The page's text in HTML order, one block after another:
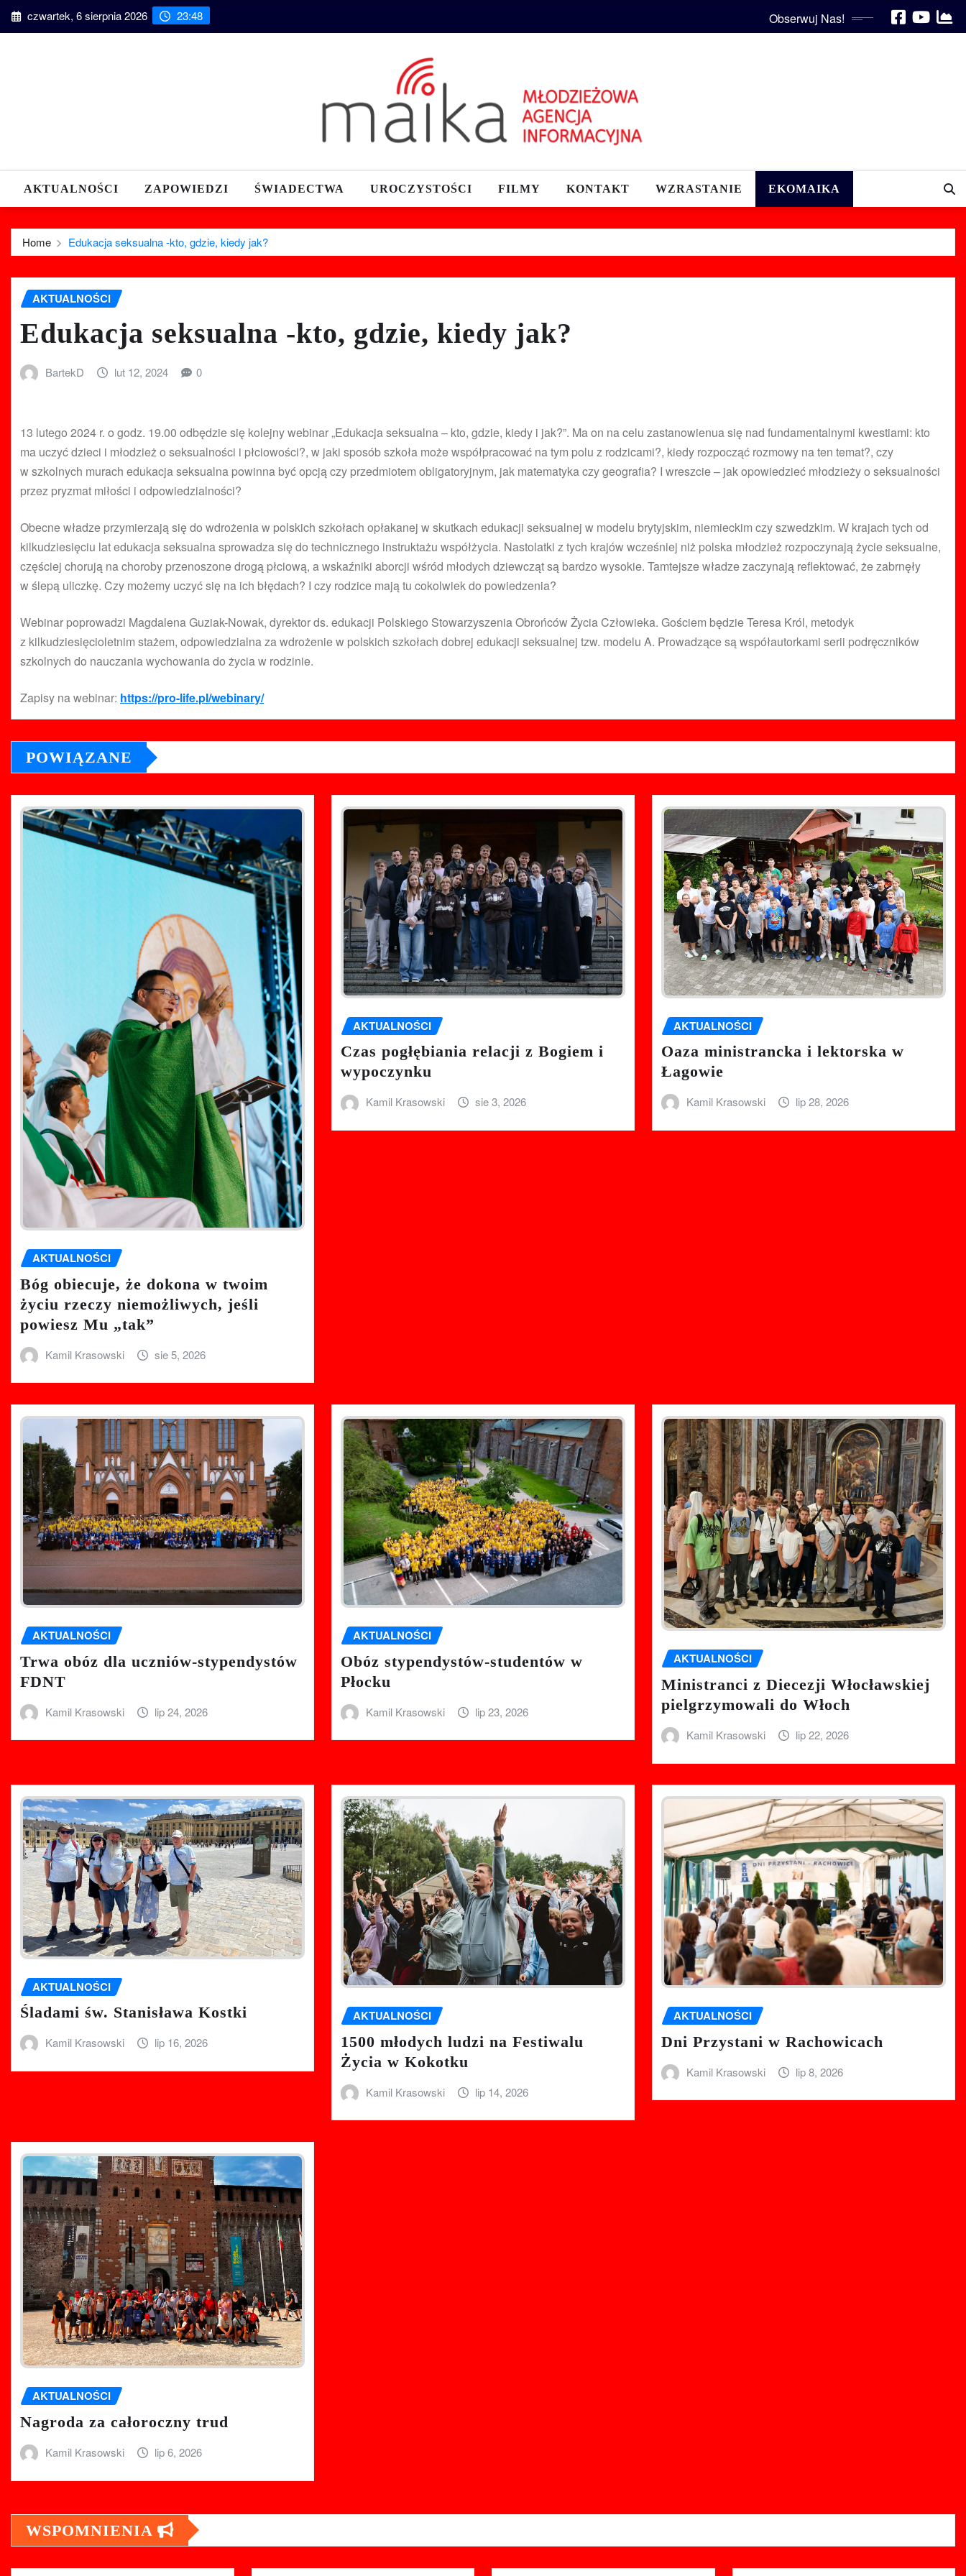
Skip czwartek, 6 sierpnia 2026 23:48 Obserwuj Nas!
AKTUALNOŚCI ZAPOWIEDZI ŚWIADECTWA UROCZYSTOŚCI FILMY KONTAKT WZRASTANIE EKOMAIKA
Home Edukacja seksualna -kto, gdzie, kiedy jak?
AKTUALNOŚCI
Edukacja seksualna -kto, gdzie, kiedy jak?
BartekD lut 12, 2024 0
13 lutego 2024 r. o godz. 19.00 odbędzie się kolejny webinar „Edukacja seksualna – kto, gdzie, kiedy i jak?”. Ma on na celu zastanowienua się nad fundamentalnymi kwestiami: kto
ma uczyć dzieci i młodzież o seksualności i płciowości?, w jaki sposób szkoła może współpracować na tym polu z rodzicami?, kiedy rozpocząć rozmowy na ten temat?, czy
w szkolnych murach edukacja seksualna powinna być opcją czy przedmiotem obligatoryjnym, jak matematyka czy geografia? I wreszcie – jak opowiedzieć młodzieży o seksualności
przez pryzmat miłości i odpowiedzialności?
Obecne władze przymierzają się do wdrożenia w polskich szkołach opłakanej w skutkach edukacji seksualnej w modelu brytyjskim, niemieckim czy szwedzkim. W krajach tych od
kilkudziesięciu lat edukacja seksualna sprowadza się do technicznego instruktażu współżycia. Nastolatki z tych krajów wcześniej niż polska młodzież rozpoczynają życie seksualne,
częściej chorują na choroby przenoszone drogą płciową, a wskaźniki aborcji wśród młodych dziewcząt są bardzo wysokie. Tamtejsze władze zaczynają reflektować, że zabrnęły
w ślepą uliczkę. Czy możemy uczyć się na ich błędach? I czy rodzice mają tu cokolwiek do powiedzenia?
Webinar poprowadzi Magdalena Guziak-Nowak, dyrektor ds. edukacji Polskiego Stowarzyszenia Obrońców Życia Człowieka. Gościem będzie Teresa Król, metodyk
z kilkudziesięcioletnim stażem, odpowiedzialna za wdrożenie w polskich szkołach dobrej edukacji seksualnej tzw. modelu A. Prowadzące są współautorkami serii podręczników
szkolnych do nauczania wychowania do życia w rodzinie.
Zapisy na webinar: https://pro-life.pl/webinary/
POWIĄZANE
AKTUALNOŚCI
Bóg obiecuje, że dokona w twoim
życiu rzeczy niemożliwych, jeśli
powiesz Mu „tak”
Kamil Krasowski sie 5, 2026
AKTUALNOŚCI
Czas pogłębiania relacji z Bogiem i
wypoczynku
Kamil Krasowski sie 3, 2026
AKTUALNOŚCI
Oaza ministrancka i lektorska w
Łagowie
Kamil Krasowski lip 28, 2026
AKTUALNOŚCI
Trwa obóz dla uczniów-stypendystów
FDNT
Kamil Krasowski lip 24, 2026
AKTUALNOŚCI
Obóz stypendystów-studentów w
Płocku
Kamil Krasowski lip 23, 2026
AKTUALNOŚCI
Ministranci z Diecezji Włocławskiej
pielgrzymowali do Włoch
Kamil Krasowski lip 22, 2026
AKTUALNOŚCI
Śladami św. Stanisława Kostki
Kamil Krasowski lip 16, 2026
AKTUALNOŚCI
1500 młodych ludzi na Festiwalu
Życia w Kokotku
Kamil Krasowski lip 14, 2026
AKTUALNOŚCI
Dni Przystani w Rachowicach
Kamil Krasowski lip 8, 2026
AKTUALNOŚCI
Nagroda za całoroczny trud
Kamil Krasowski lip 6, 2026
WSPOMNIENIA